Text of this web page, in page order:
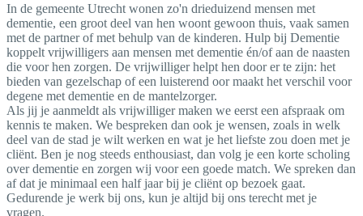
In de gemeente Utrecht wonen zo'n drieduizend mensen met
dementie, een groot deel van hen woont gewoon thuis, vaak samen
met de partner of met behulp van de kinderen. Hulp bij Dementie
koppelt vrijwilligers aan mensen met dementie én/of aan de naasten
die voor hen zorgen. De vrijwilliger helpt hen door er te zijn: het
bieden van gezelschap of een luisterend oor maakt het verschil voor
degene met dementie en de mantelzorger.
Als jij je aanmeldt als vrijwilliger maken we eerst een afspraak om
kennis te maken. We bespreken dan ook je wensen, zoals in welk
deel van de stad je wilt werken en wat je het liefste zou doen met je
cliënt. Ben je nog steeds enthousiast, dan volg je een korte scholing
over dementie en zorgen wij voor een goede match. We spreken dan
af dat je minimaal een half jaar bij je cliënt op bezoek gaat.
Gedurende je werk bij ons, kun je altijd bij ons terecht met je
vragen.